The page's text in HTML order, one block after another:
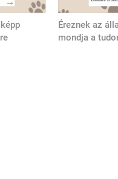
Éreznek az
mondja a